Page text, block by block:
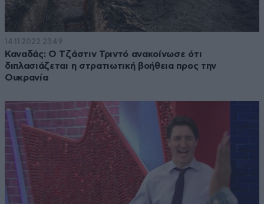
14·11·2022 23:49
Καναδάς: Ο Τζάστιν Τριντό ανακοίνωσε ότι
διπλασιάζεται η στρατιωτική βοήθεια προς την
Ουκρανία